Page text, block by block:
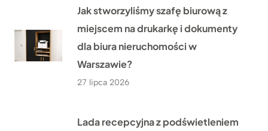
Jak stworzyliśmy szafę biurową z
miejscem na drukarkę i dokumenty
dla biura nieruchomości w
Warszawie?
27 lipca 2026
Lada recepcyjna z podświetleniem